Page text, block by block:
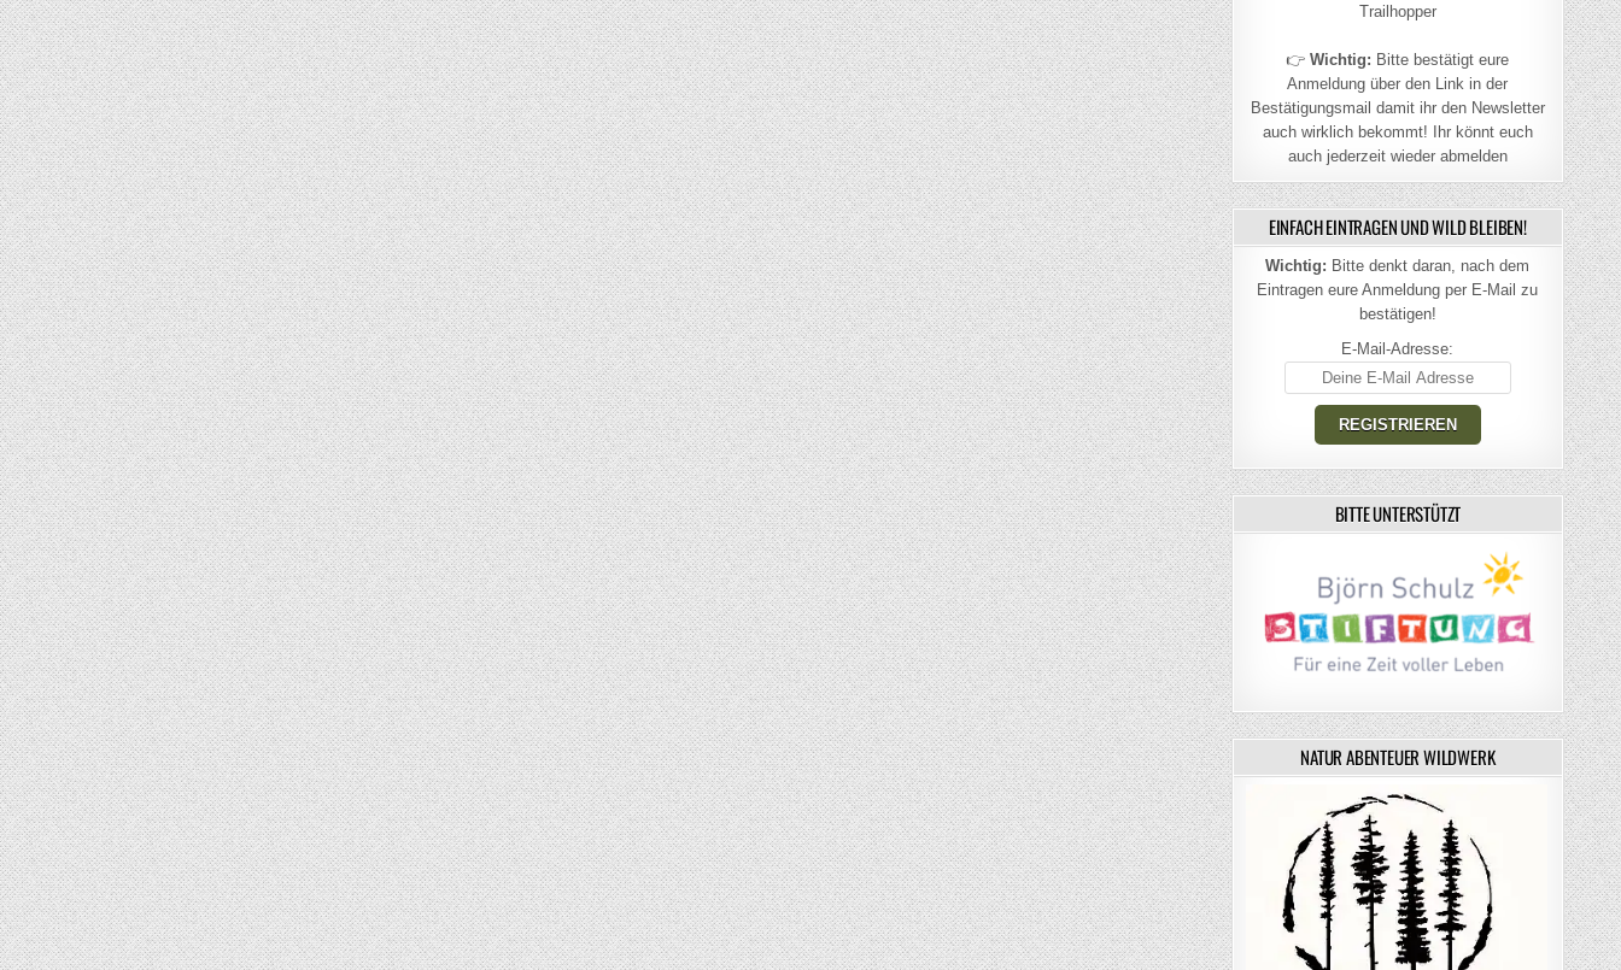
Trailhopper
👉Wichtig: Bitte bestätigt eure
Anmeldung über den Link in der
Bestätigungsmail damit ihr den Newsletter
auch wirklich bekommt! Ihr könnt euch
auch jederzeit wieder abmelden
EINFACH EINTRAGEN UND WILD BLEIBEN!
Wichtig: Bitte denkt daran, nach dem
Eintragen eure Anmeldung per E-Mail zu
bestätigen!
E-Mail-Adresse:
BITTE UNTERSTÜTZT
NATUR ABENTEUER WILDWERK